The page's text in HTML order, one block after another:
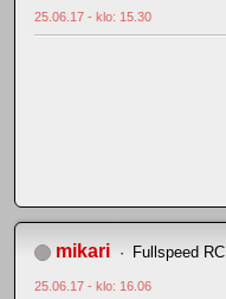
25.06.17 - klo: 15.30
mikari Fullspeed RC
25.06.17 - klo: 16.06